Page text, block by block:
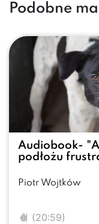
Podobne
Audiobook-
podłożu
Piotr Wojtków
(20:59)